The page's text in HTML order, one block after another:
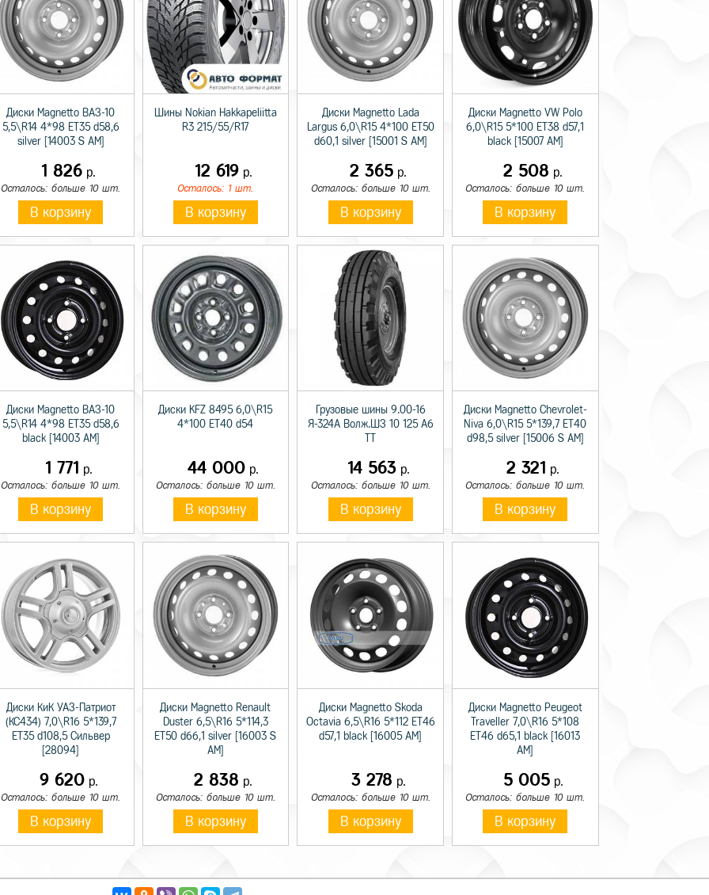
Диски Magnetto ВАЗ-10
5,5\R14 4*98 ET35 d58,6
silver [14003 S AM]
1 826 р.
Осталось: больше 10 шт.
В корзину
Шины Nokian Hakkapeliitta
R3 215/55/R17
12 619р.
Осталось: 1 шт.
В корзину
Диски Magnetto Lada
Largus 6,0\R15 4*100 ET50
d60,1 silver [15001 S AM]
2 365 р.
Осталось: больше 10 шт.
В корзину
Диски Magnetto VW Polo
6,0\R15 5*100 ET38 d57,1
black [15007 AM]
2 508 р.
Осталось: больше 10 шт.
В корзину
Диски Magnetto ВАЗ-10
5,5\R14 4*98 ET35 d58,6
black [14003 AM]
1 771 р.
Осталось: больше 10 шт.
В корзину
Диски KFZ 8495 6,0\R15
4*100 ET40 d54
44 000 р.
Осталось: больше 10 шт.
В корзину
Грузовые шины 9.00-16
Я-324А Волж.ШЗ 10 125 A6
14 563р.
Осталось: больше 10 шт.
В корзину
Диски Magnetto Chevrolet-
Niva 6,0\R15 5*139,7 ET40
d98,5 silver [15006 S AM]
2 321 р.
Осталось: больше 10 шт.
В корзину
Диски КиК УАЗ-Патриот
(КС434) 7,0\R16 5*139,7
ET35 d108,5 Сильвер
[28094]
9 620р.
Осталось: больше 10 шт.
В корзину
Диски Magnetto Renault
Duster 6,5\R16 5*114,3
ET50 d66,1 silver [16003 S
AM]
2 838 р.
Осталось: больше 10 шт.
В корзину
Диски Magnetto Skoda
Octavia 6,5\R16 5*112 ET46
d57,1 black [16005 AM]
3 278 р.
Осталось: больше 10 шт.
В корзину
Диски Magnetto Peugeot
Traveller 7,0\R16 5*108
ET46 d65,1 black [16013
AM]
5 005р.
Осталось: больше 10 шт.
В корзину